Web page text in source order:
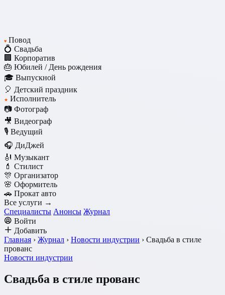
♥ Повод
💍 Свадьба
🏢 Корпоратив
🎂 Юбилей / День рождения
🎓 Выпускной
🎈 Детский праздник
★ Исполнитель
📷 Фотограф
🎥 Видеограф
🎙️ Ведущий
🎧 ДиДжей
🎻 Музыкант
💄 Стилист
🎊 Организатор
🌸 Оформитель
🚗 Прокат авто
Все услуги →
Специалисты Анонсы Журнал
Войти
Добавить
Главная › Журнал › Новости индустрии › Свадьба в стиле
прованс
Новости индустрии
Свадьба в стиле прованс